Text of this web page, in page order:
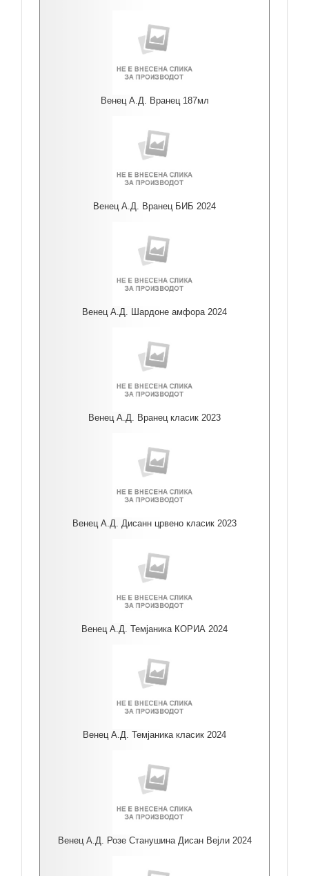
Венец А.Д. Вранец 187мл
Венец А.Д. Вранец БИБ 2024
Венец А.Д. Шардоне амфора 2024
Венец А.Д. Вранец класик 2023
Венец А.Д. Дисанн црвено класик 2023
Венец А.Д. Темјаника КОРИА 2024
Венец А.Д. Темјаника класик 2024
Венец А.Д. Розе Станушина Дисан Вејли 2024